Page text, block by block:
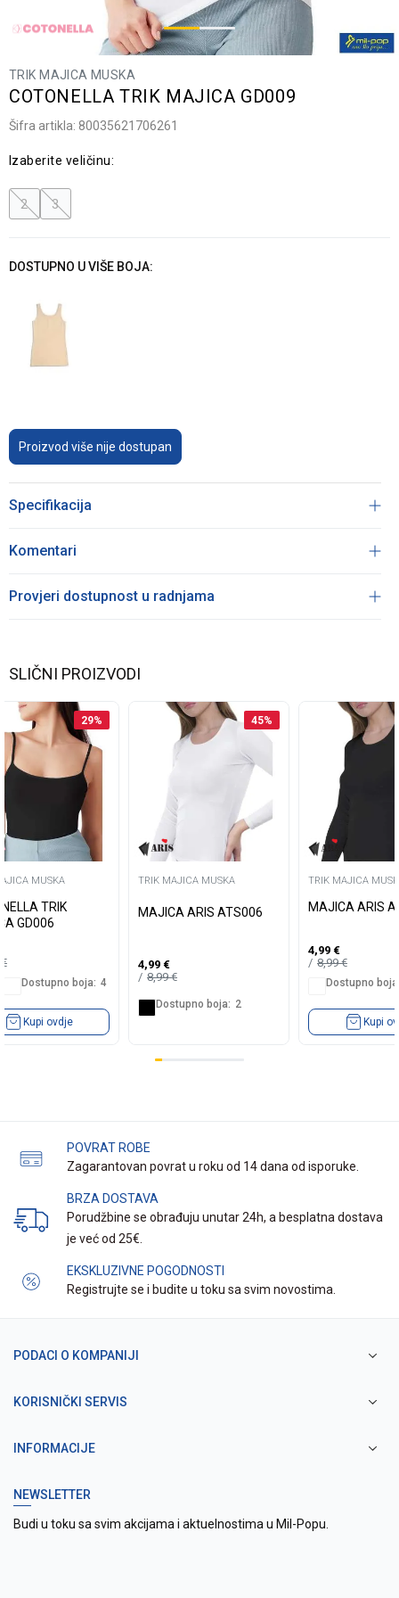
TRIK MAJICA MUSKA
COTONELLA TRIK MAJICA GD009
Šifra artikla: 80035621706261
Izaberite veličinu:
2 3
DOSTUPNO U VIŠE BOJA:
Proizvod više nije dostupan
Specifikacija
Komentari
Provjeri dostupnost u radnjama
SLIČNI PROIZVODI
29%
MUSKA
TRIK
GD006
€
Dostupno boja: 4
Kupi ovdje
45%
TRIK MAJICA MUSKA
MAJICA ARIS ATS006
4,99 €
8,99€
Dostupno boja: 2
TRIK MAJICA
MAJICA ARIS
4,99 €
8,99€
Dostupno
Kupi
POVRAT ROBE
Zagarantovan povrat u roku od 14 dana od isporuke.
BRZA DOSTAVA
Porudžbine se obrađuju unutar 24h, a besplatna dostava
je već od 25€.
EKSKLUZIVNE POGODNOSTI
Registrujte se i budite u toku sa svim novostima.
PODACI O KOMPANIJI
KORISNIČKI SERVIS
INFORMACIJE
NEWSLETTER
Budi u toku sa svim akcijama i aktuelnostima u Mil-Popu.